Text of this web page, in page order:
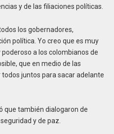
y de las filiaciones políticas.
los gobernadores,
política. Yo creo que es muy
a los colombianos de
que en medio de las
juntos para sacar adelante
que también dialogaron de
y de paz.